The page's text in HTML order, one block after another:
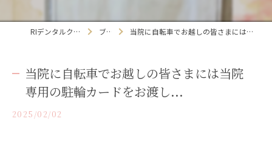
RIデンタルクリニック中野 ブログ 当院に自転車でお越しの皆さまには当院専用の駐輪カードをお渡し...
当院に自転車でお越しの皆さまには当院
専用の駐輪カードをお渡し...
2025/02/02